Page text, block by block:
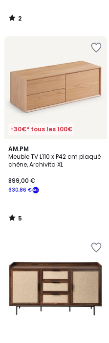
2
/
-30€* tous les 100€
AM.PM
Meuble TV L110 x P42 cm plaqué
chêne, Archivita XL
630,86 €
899,00 €
5
/
5
5
/